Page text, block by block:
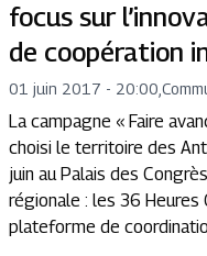
focus sur
de coopération
01 juin 2017 - 20:00
La campagne « Faire
choisi le territoire des
juin au Palais des
régionale : les 36 Heures
plateforme de